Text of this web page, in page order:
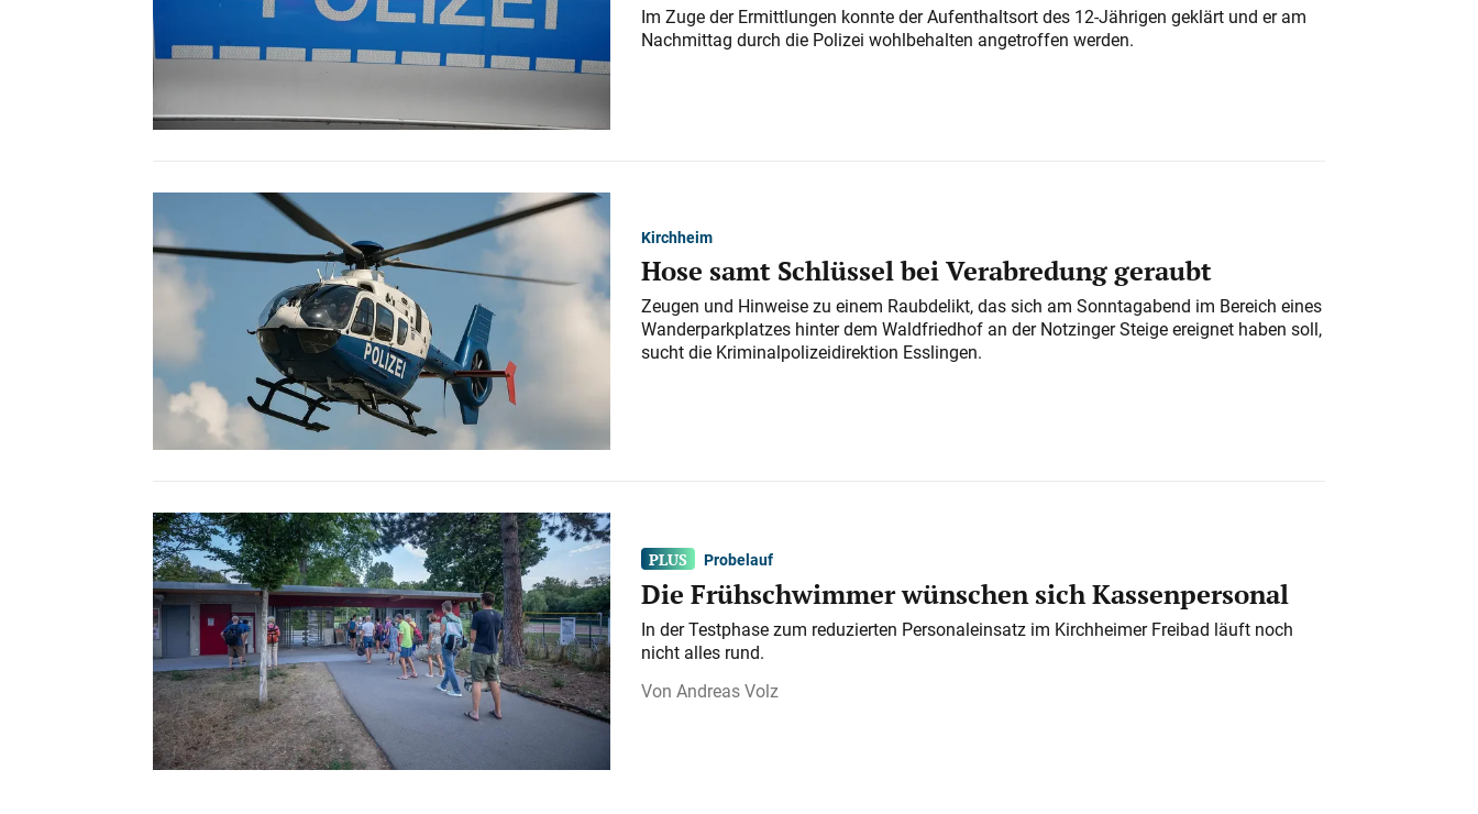
Im Zuge der Ermittlungen konnte der Aufenthaltsort des 12-Jährigen geklärt und er am
Nachmittag durch die Polizei wohlbehalten angetroffen werden.
Kirchheim
Hose samt Schlüssel bei Verabredung geraubt
Zeugen und Hinweise zu einem Raubdelikt, das sich am Sonntagabend im Bereich eines
Wanderparkplatzes hinter dem Waldfriedhof an der Notzinger Steige ereignet haben soll,
sucht die Kriminalpolizeidirektion Esslingen.
Probelauf
Die Frühschwimmer wünschen sich Kassenpersonal
In der Testphase zum reduzierten Personaleinsatz im Kirchheimer Freibad läuft noch
nicht alles rund.
Andreas Volz